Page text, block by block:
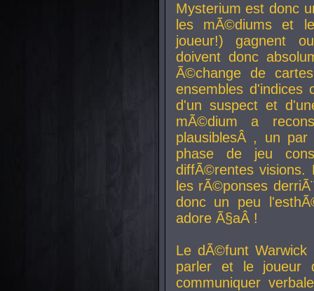
Mysterium est donc
les mÃ©diums et
joueur!) gagnent
doivent donc
Ã©change de
ensembles d'indices
d'un suspect et
mÃ©dium a
plausiblesÂ , un par
phase de jeu
diffÃ©rentes visions.
les rÃ©ponses
donc un peu
adore Ã§aÂ !
Le dÃ©funt Warwick
parler et le joueur
communiquer